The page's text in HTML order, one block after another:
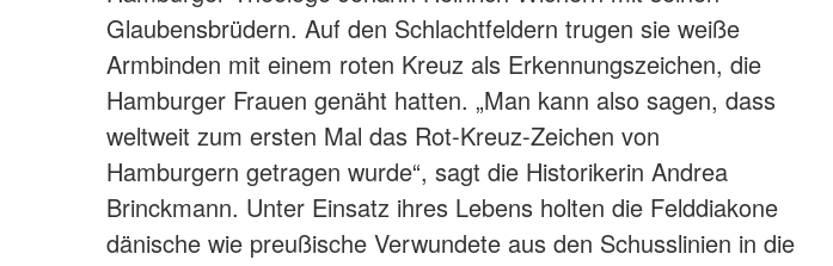
Glaubensbrüdern. Auf den Schlachtfeldern trugen sie weiße
Armbinden mit einem roten Kreuz als Erkennungszeichen, die
Hamburger Frauen genäht hatten. „Man kann also sagen, dass
weltweit zum ersten Mal das Rot-Kreuz-Zeichen von
Hamburgern getragen wurde“, sagt die Historikerin Andrea
Brinckmann. Unter Einsatz ihres Lebens holten die Felddiakone
dänische wie preußische Verwundete aus den Schusslinien in die